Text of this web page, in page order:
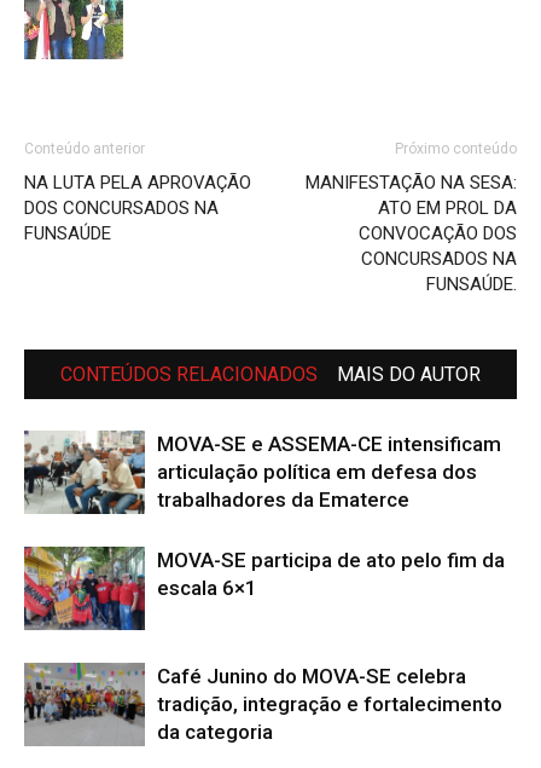
Conteúdo anterior
NA LUTA PELA APROVAÇÃO
DOS CONCURSADOS NA
FUNSAÚDE
Próximo conteúdo
MANIFESTAÇÃO NA SESA:
ATO EM PROL DA
CONVOCAÇÃO DOS
CONCURSADOS NA
FUNSAÚDE.
CONTEÚDOS RELACIONADOS MAIS DO AUTOR
MOVA-SE e ASSEMA-CE intensificam
articulação política em defesa dos
trabalhadores da Ematerce
MOVA-SE participa de ato pelo fim da
escala 6×1
Café Junino do MOVA-SE celebra
tradição, integração e fortalecimento
da categoria